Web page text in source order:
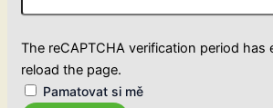
The reCAPTCHA verification period has
reload the page.
Pamatovat si mě